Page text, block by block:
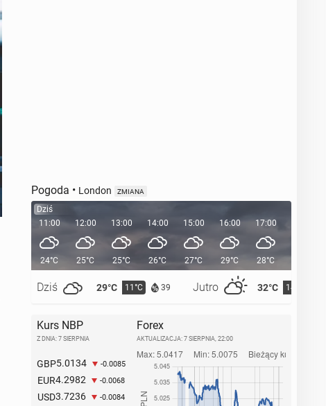
Pogoda • London ZMIANA
Dziś
11:00
24°C
Dziś 29°C 11°C 39 Jutro 32°C 14°C
12:00
25°C
13:00
25°C
14:00
26°C
15:00
27°C
16:00
29°C
17:00
28°C
Kurs NBP
Z DNIA: 7 SIERPNIA
GBP5.0134 -0.0085
EUR4.2982 -0.0068
USD3.7236 -0.0084
Forex
AKTUALIZACJA: 7 SIERPNIA, 22:00